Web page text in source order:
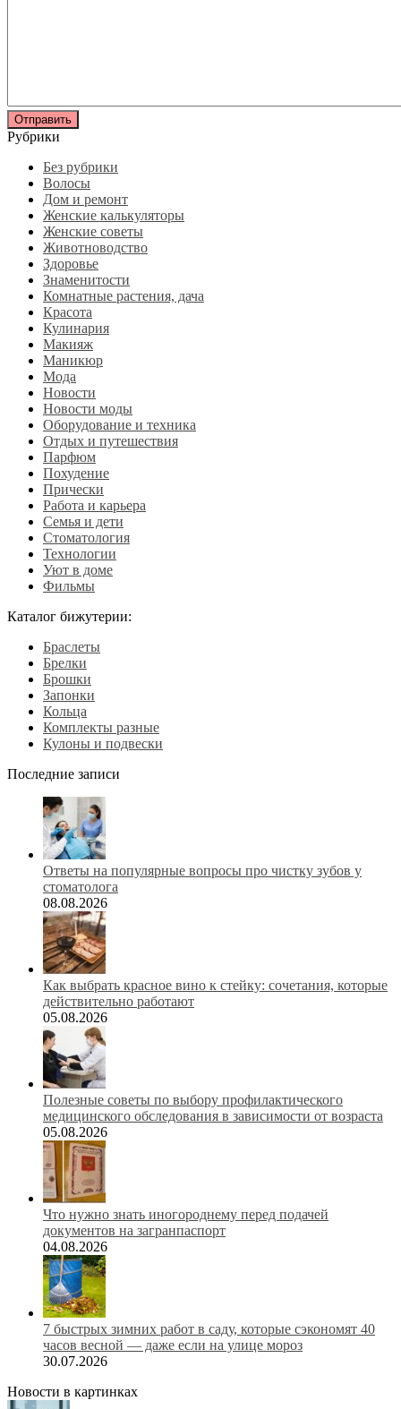
Рубрики
Без рубрики
Волосы
Дом и ремонт
Женские калькуляторы
Женские советы
Животноводство
Здоровье
Знаменитости
Комнатные растения, дача
Красота
Кулинария
Макияж
Маникюр
Мода
Новости
Новости моды
Оборудование и техника
Отдых и путешествия
Парфюм
Похудение
Прически
Работа и карьера
Семья и дети
Стоматология
Технологии
Уют в доме
Фильмы
Каталог бижутерии:
Браслеты
Брелки
Брошки
Запонки
Кольца
Комплекты разные
Кулоны и подвески
Последние записи
Ответы на популярные вопросы про чистку зубов у
стоматолога
08.08.2026
Как выбрать красное вино к стейку: сочетания, которые
действительно работают
05.08.2026
Полезные советы по выбору профилактического
медицинского обследования в зависимости от возраста
05.08.2026
Что нужно знать иногороднему перед подачей
документов на загранпаспорт
04.08.2026
7 быстрых зимних работ в саду, которые сэкономят 40
часов весной — даже если на улице мороз
30.07.2026
Новости в картинках